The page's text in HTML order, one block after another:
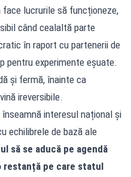
lucrurile să funcționeze,
când cealaltă parte
în raport cu partenerii de
pentru experimente eșuate.
și fermă, înainte ca
ireversibile.
interesul național și
echilibrele de bază ale
să se aducă pe agendă
restanță pe care statul